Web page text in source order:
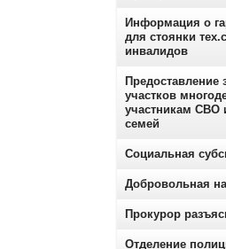
Информация о
для стоянки
инвалидов
Предоставление
участков
участникам СВО
семей
Социальная
Добровольная
Прокурор
Отделение